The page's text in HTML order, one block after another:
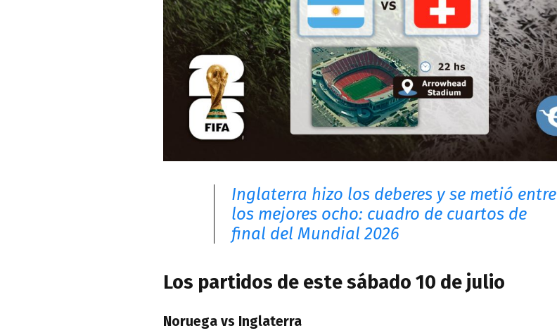
Inglaterra hizo los deberes y se metió entre
los mejores ocho: cuadro de cuartos de
final del Mundial 2026
Los partidos de este sábado 10 de julio
Noruega vs Inglaterra